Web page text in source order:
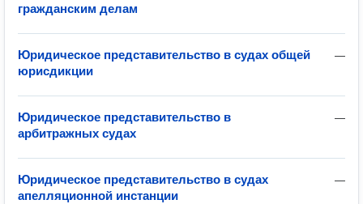
гражданским делам
—
Юридическое представительство в судах общей
юрисдикции
—
Юридическое представительство в
арбитражных судах
—
Юридическое представительство в судах
апелляционной инстанции